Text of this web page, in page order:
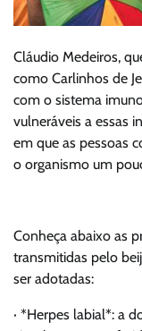
Cláudio Medeiros,
como Carlinhos de
com o sistema
vulneráveis a essas
em que as pessoas
o organismo um
Conheça abaixo as
transmitidas pelo
ser adotadas:
· *Herpes labial*: a